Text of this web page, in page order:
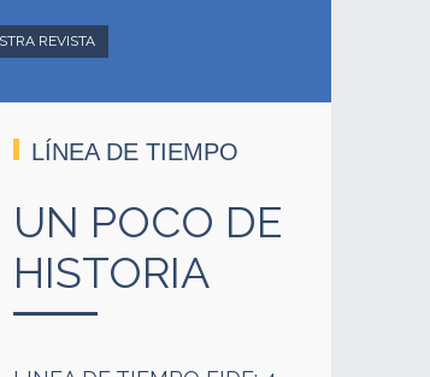
REVISTA
LÍNEA DE TIEMPO
UN POCO DE
HISTORIA